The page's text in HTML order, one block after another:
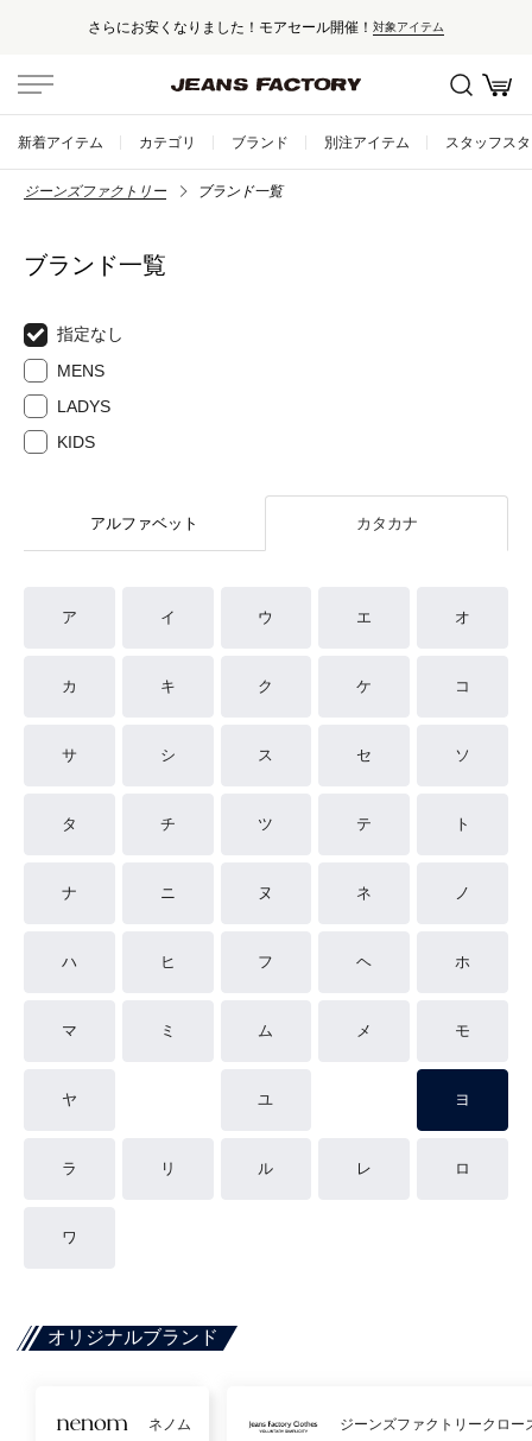
さらにお安くなりました！モアセール開催！ 対象アイテム
新着アイテム カテゴリ ブランド 別注アイテム スタッフス
ジーンズファクトリー ブランド一覧
ブランド一覧
指定なし
MENS
LADYS
KIDS
アルファベット カタカナ
ア イ ウ エ オ
カ キ ク ケ コ
サ シ ス セ ソ
タ チ ツ テ ト
ナ ニ ヌ ネ ノ
ハ ヒ フ ヘ ホ
マ ミ ム メ モ
ヤ ユ ヨ
ラ リ ル レ ロ
ワ
オリジナルブランド
ネノム ジーンズファクトリークロー